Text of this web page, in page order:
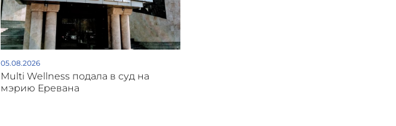
05.08.2026
Multi Wellness подала в суд на
мэрию Еревана